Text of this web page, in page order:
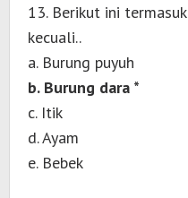
13. Berikut ini
kecuali..
a. Burung puyuh
b. Burung dara *
c. Itik
d. Ayam
e. Bebek